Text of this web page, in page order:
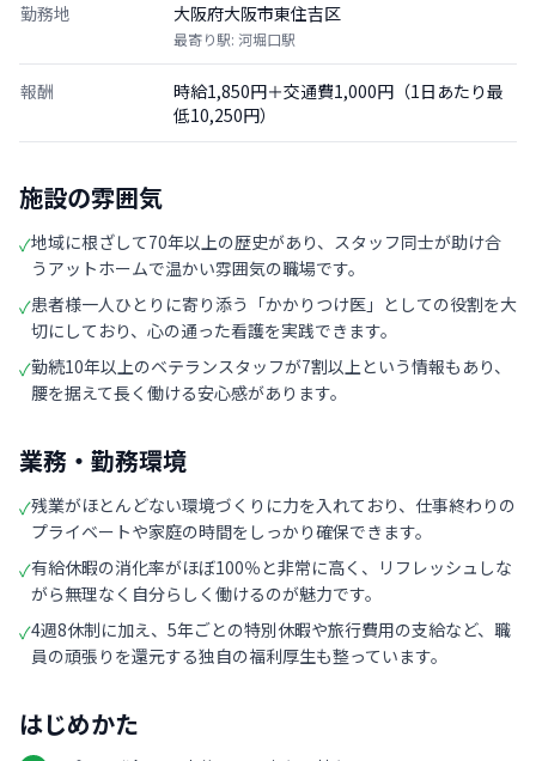
勤務地 大阪府大阪市東住吉区
最寄り駅: 河堀口駅
報酬
時給1,850円＋交通費1,000円（1日あたり最
低10,250円）
施設の雰囲気
✓地域に根ざして70年以上の歴史があり、スタッフ同士が助け合
うアットホームで温かい雰囲気の職場です。
✓患者様一人ひとりに寄り添う「かかりつけ医」としての役割を大
切にしており、心の通った看護を実践できます。
✓勤続10年以上のベテランスタッフが7割以上という情報もあり、
腰を据えて長く働ける安心感があります。
業務・勤務環境
✓残業がほとんどない環境づくりに力を入れており、仕事終わりの
プライベートや家庭の時間をしっかり確保できます。
✓有給休暇の消化率がほぼ100％と非常に高く、リフレッシュしな
がら無理なく自分らしく働けるのが魅力です。
✓4週8休制に加え、5年ごとの特別休暇や旅行費用の支給など、職
員の頑張りを還元する独自の福利厚生も整っています。
はじめかた